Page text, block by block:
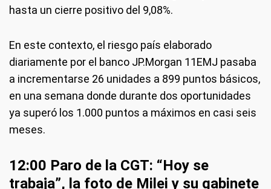
hasta un cierre positivo del 9,08%.
En este contexto, el riesgo país elaborado
diariamente por el banco JP.Morgan 11EMJ pasaba
a incrementarse 26 unidades a 899 puntos básicos,
en una semana donde durante dos oportunidades
ya superó los 1.000 puntos a máximos en casi seis
meses.
12:00 Paro de la CGT: “Hoy se
trabaja”, la foto de Milei y su gabinete